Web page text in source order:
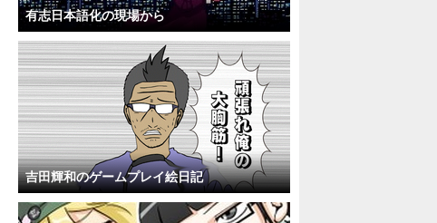
有志日本語化の現場から
吉田輝和のゲームプレイ絵日記